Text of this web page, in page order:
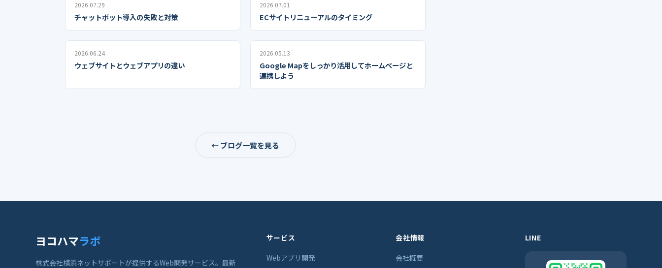
2026.07.29
チャットボット導入の失敗と対策
2026.07.01
ECサイトリニューアルのタイミング
2026.06.24
ウェブサイトとウェブアプリの違い
2026.05.13
Google Mapをしっかり活用してホームページと
連携しよう
← ブログ一覧を見る
ヨコハマラボ
株式会社横浜ネットサポートが提供するWeb開発サービス。最新
サービス
Webアプリ開発
会社情報
会社概要
LINE